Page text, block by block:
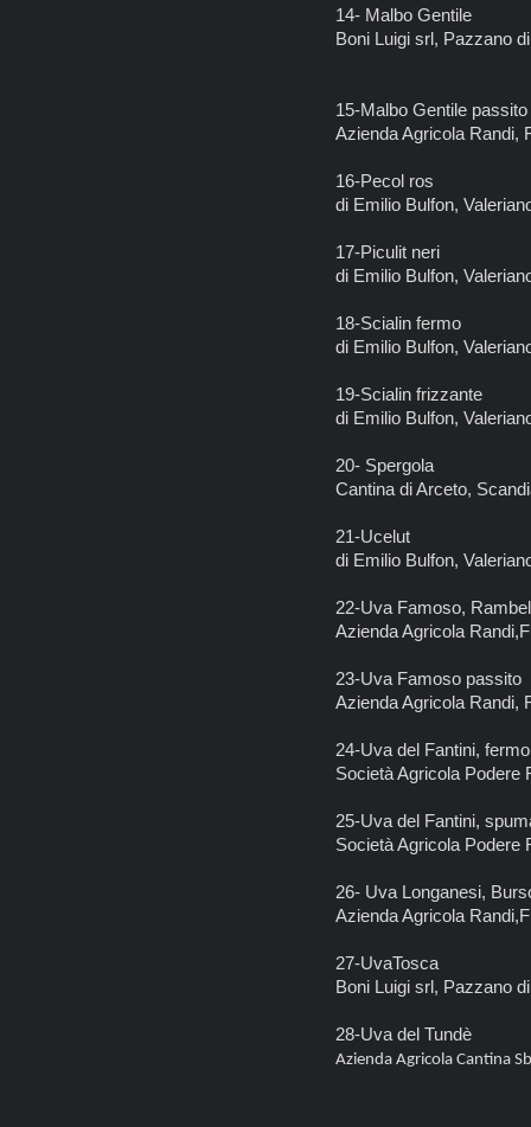
14- Malbo Gentile
Boni Luigi srl, Pazzano
15-Malbo Gentile passito
Azienda Agricola Randi,
16-Pecol ros
di Emilio Bulfon,
17-Piculit neri
di Emilio Bulfon,
18-Scialin fermo
di Emilio Bulfon,
19-Scialin frizzante
di Emilio Bulfon,
20- Spergola
Cantina di Arceto,
21-Ucelut
di Emilio Bulfon,
22-Uva Famoso,
Azienda Agricola
23-Uva Famoso passito
Azienda Agricola Randi,
24-Uva del Fantini, fermo
Società Agricola Podere
25-Uva del Fantini,
Società Agricola Podere
26- Uva Longanesi,
Azienda Agricola
27-UvaTosca
Boni Luigi srl, Pazzano
28-Uva del Tundè
Azienda Agricola